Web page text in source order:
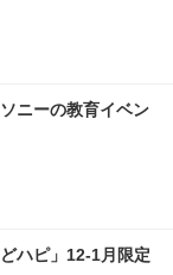
ニーの教育イベン
ハピ」12-1月限定